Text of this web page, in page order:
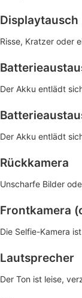
Displaytausch
Risse, Kratzer oder
Der Akku entlädt
Der Akku entlädt
Rückkamera
Unscharfe Bilder
Frontkamera
Die Selfie-Kamera
Lautsprecher
Der Ton ist leise,